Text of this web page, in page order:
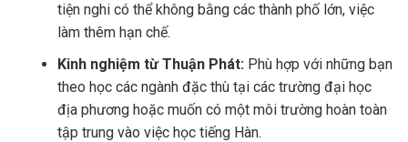
tiện nghi có thể không bằng các thành phố lớn, việc
làm thêm hạn chế.
Kinh nghiệm từ Thuận Phát: Phù hợp với những bạn
theo học các ngành đặc thù tại các trường đại học
địa phương hoặc muốn có một môi trường hoàn toàn
tập trung vào việc học tiếng Hàn.